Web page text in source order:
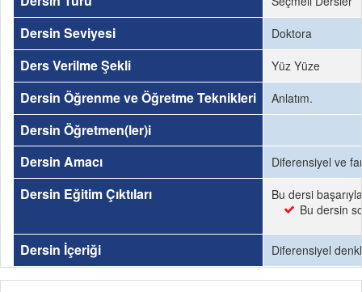
Dersin Seviyesi Doktora
Ders Verilme Şekli Yüz Yüze
Dersin Öğrenme ve Öğretme Teknikleri Anlatım.
Dersin Öğretmen(ler)i
Dersin Amacı
Diferensiyel ve
Dersin Eğitim Çıktıları
Bu dersi
Bu dersin
Dersin İçeriği Diferensiyel